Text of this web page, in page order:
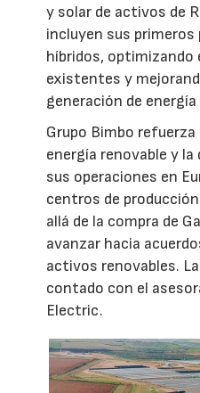
y solar de activos de
incluyen sus
híbridos, optimizando
existentes y
generación de
Grupo Bimbo
energía renovable y
sus operaciones en
centros de
allá de la compra de
avanzar hacia
activos renovables.
contado con el
Electric.